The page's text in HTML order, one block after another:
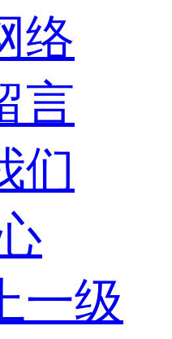
络
言
们
一级